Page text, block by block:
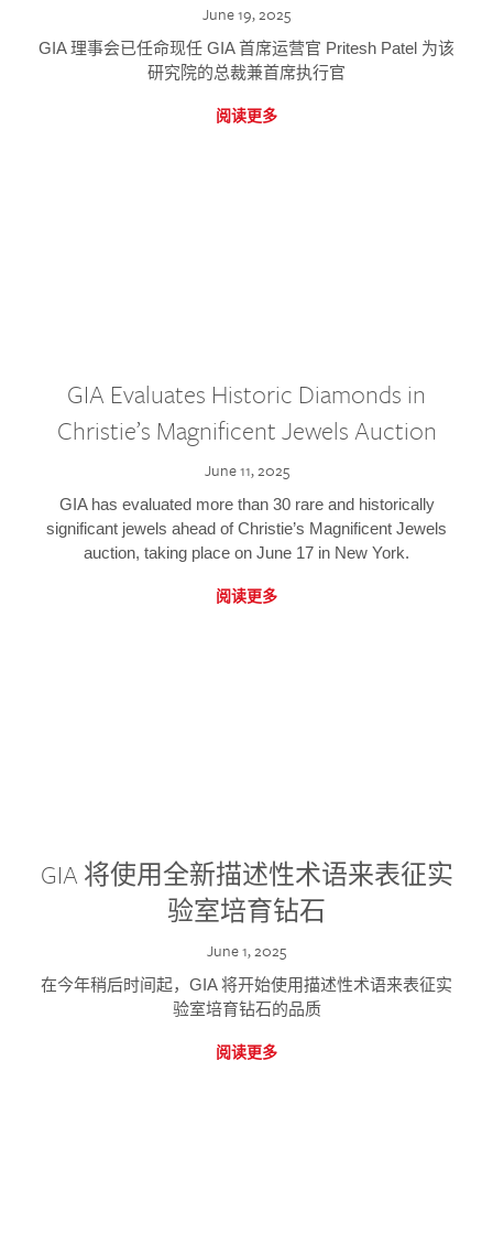
June 19, 2025
GIA 理事会已任命现任 GIA 首席运营官 Pritesh Patel 为该
研究院的总裁兼首席执行官
阅读更多
GIA Evaluates Historic Diamonds in
Christie’s Magnificent Jewels Auction
June 11, 2025
GIA has evaluated more than 30 rare and historically
significant jewels ahead of Christie’s Magnificent Jewels
auction, taking place on June 17 in New York.
阅读更多
GIA 将使用全新描述性术语来表征实
验室培育钻石
June 1, 2025
在今年稍后时间起，GIA 将开始使用描述性术语来表征实
验室培育钻石的品质
阅读更多